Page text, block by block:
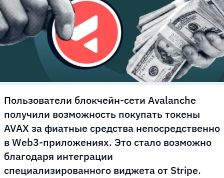
Пользователи блокчейн-сети Avalanche
получили возможность покупать токены
AVAX за фиатные средства непосредственно
в Web3-приложениях. Это стало возможно
благодаря интеграции
специализированного виджета от Stripe.